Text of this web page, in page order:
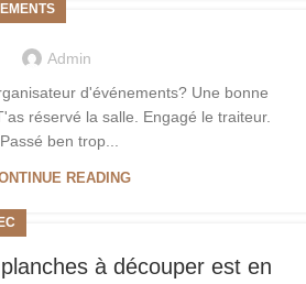
Admin
d'événements? Une bonne
réservé la salle. Engagé le traiteur.
Passé ben trop...
READING
à découper est en